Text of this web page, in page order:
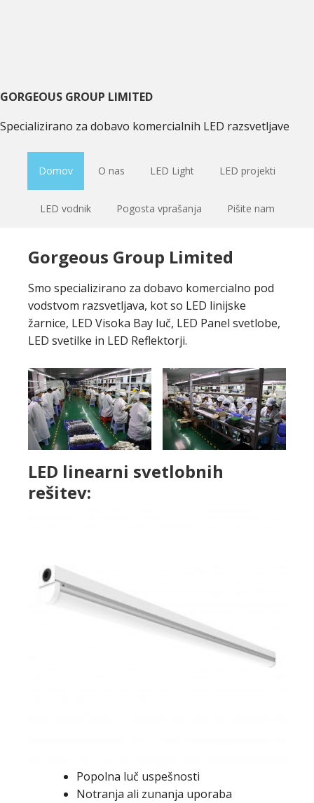
GORGEOUS GROUP LIMITED
Specializirano za dobavo komercialnih LED razsvetljave
Domov O nas LED Light LED projekti
LED vodnik Pogosta vprašanja Pišite nam
Gorgeous Group Limited
Smo specializirano za dobavo komercialno pod
vodstvom razsvetljava, kot so LED linijske
žarnice, LED Visoka Bay luč, LED Panel svetlobe,
LED svetilke in LED Reflektorji.
LED linearni svetlobnih
rešitev:
Popolna luč uspešnosti
Notranja ali zunanja uporaba